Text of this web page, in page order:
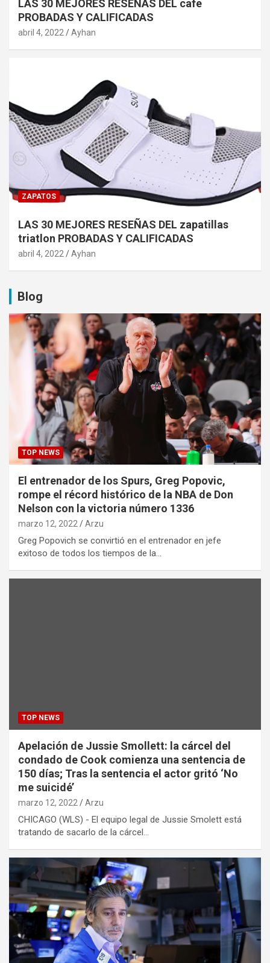
LAS 30 MEJORES RESEÑAS DEL cafe
PROBADAS Y CALIFICADAS
abril 4, 2022 Ayhan
ZAPATOS
LAS 30 MEJORES RESEÑAS DEL zapatillas
triatlon PROBADAS Y CALIFICADAS
abril 4, 2022 Ayhan
Blog
TOP NEWS
El entrenador de los Spurs, Greg Popovic,
rompe el récord histórico de la NBA de Don
Nelson con la victoria número 1336
marzo 12, 2022 Arzu
Greg Popovich se convirtió en el entrenador en jefe
exitoso de todos los tiempos de la…
TOP NEWS
Apelación de Jussie Smollett: la cárcel del
condado de Cook comienza una sentencia de
150 días; Tras la sentencia el actor gritó ‘No
me suicidé’
marzo 12, 2022 Arzu
CHICAGO (WLS) - El equipo legal de Jussie Smolett está
tratando de sacarlo de la cárcel…